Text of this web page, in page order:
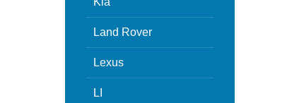
Land Rover
Lexus
LI